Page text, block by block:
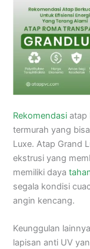
Rekomendasi atap
termurah yang
Luxe. Atap Grand
ekstrusi yang
memiliki daya
segala kondisi
angin kencang.
Keunggulan
lapisan anti UV